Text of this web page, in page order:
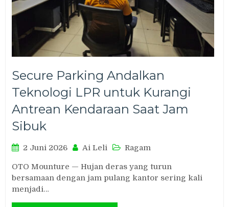
Secure Parking Andalkan
Teknologi LPR untuk Kurangi
Antrean Kendaraan Saat Jam
Sibuk
2 Juni 2026 Ai Leli Ragam
OTO Mounture — Hujan deras yang turun
bersamaan dengan jam pulang kantor sering kali
menjadi…